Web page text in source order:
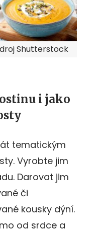
Shutterstock
i jako
tematickým
Vyrobte jim
Darovat jim
či
kousky dýní.
od srdce a